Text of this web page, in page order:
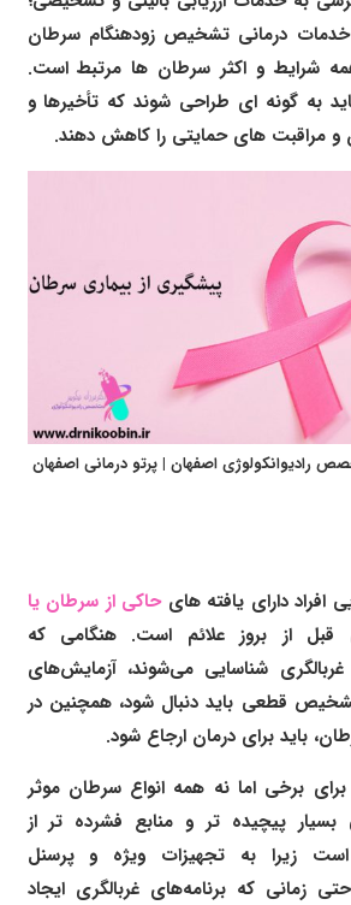
درمانی تشخیص زودهنگام سرطان
شرایط و اکثر سرطان ها مرتبط است.
به گونه ای طراحی شوند که تأخیرها و
و مراقبت های حمایتی را کاهش دهند.
رادیوانکولوژی اصفهان | پرتو درمانی اصفهان
افراد دارای یافته هایحاکی از سرطان یا
از بروز علائم است. هنگامی که
شناسایی می‌شوند، آزمایش‌های
قطعی باید دنبال شود، همچنین در
باید برای درمان ارجاع شود.
برای برخی اما نه همه انواع سرطان موثر
پیچیده تر و منابع فشرده تر از
زیرا به تجهیزات ویژه و پرسنل
زمانی که برنامه‌های غربالگری ایجاد